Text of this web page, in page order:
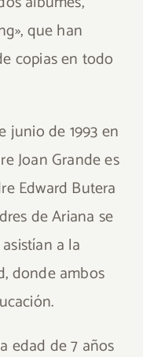
que han
copias en todo
junio de 1993 en
Joan Grande es
Edward Butera
de Ariana se
a la
donde ambos
edad de 7 años